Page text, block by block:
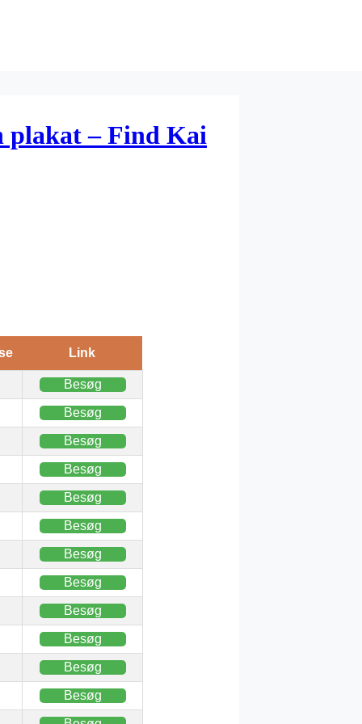
plakat – Find Kai
Link
Besøg
Besøg
Besøg
Besøg
Besøg
Besøg
Besøg
Besøg
Besøg
Besøg
Besøg
Besøg